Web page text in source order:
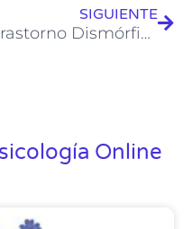
SIGUIENTE
Trastorno Dismórfico Corporal: Cuando la Percepción se Distorsiona y la Apariencia Domina la Vida
Online